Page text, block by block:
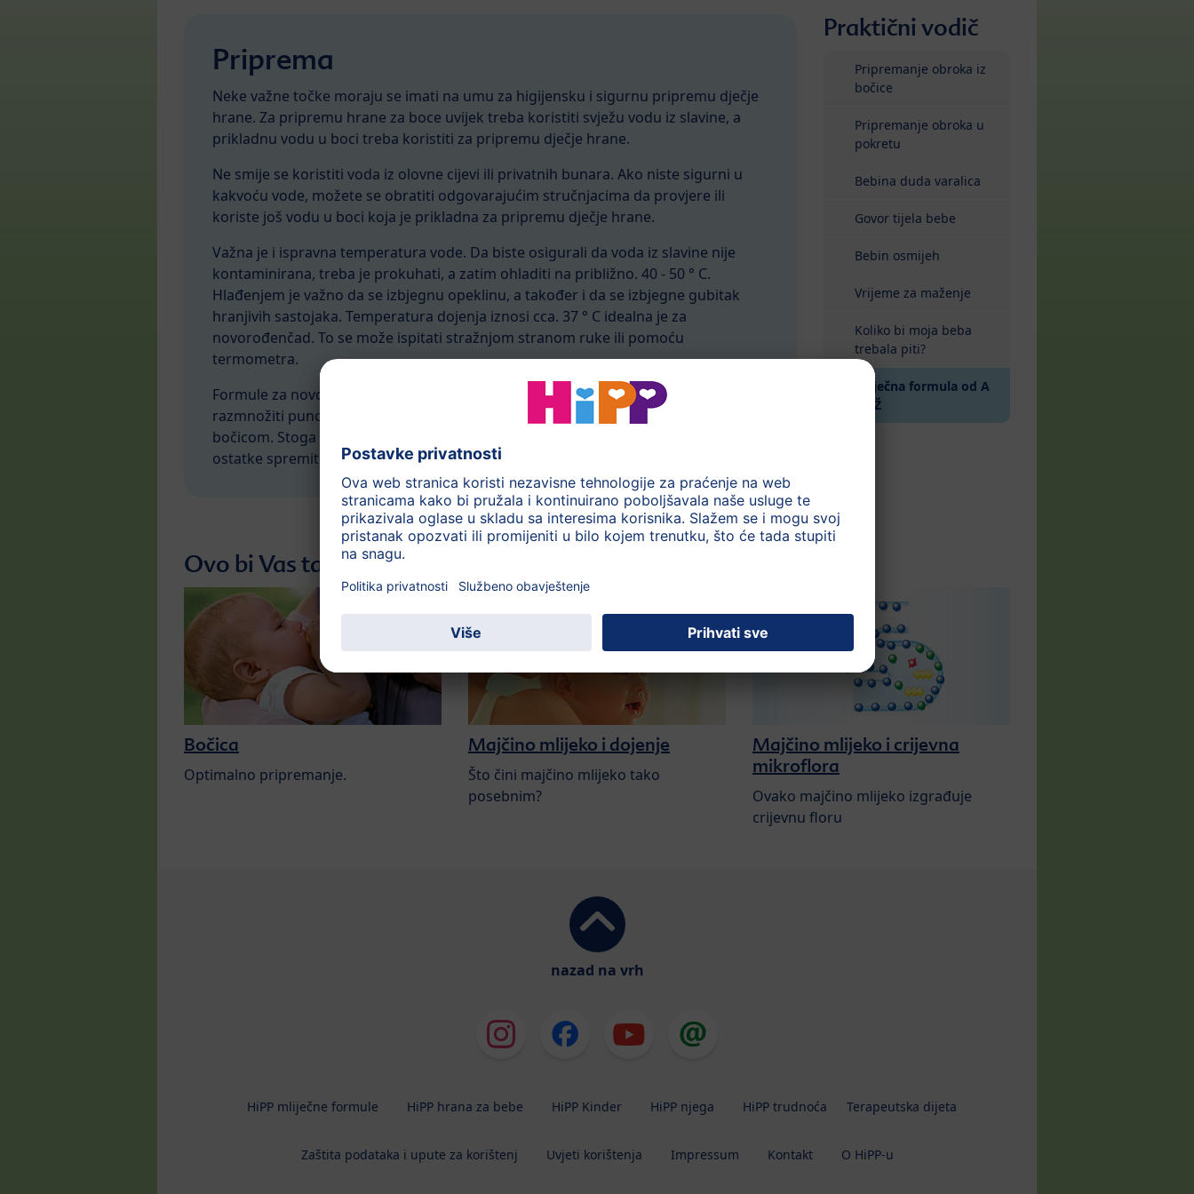
Priprema
Neke važne točke moraju se imati na umu za higijensku i sigurnu pripremu dječje
hrane. Za pripremu hrane za boce uvijek treba koristiti svježu vodu iz slavine, a
prikladnu vodu u boci treba koristiti za pripremu dječje hrane.
Ne smije se koristiti voda iz olovne cijevi ili privatnih bunara. Ako niste sigurni u
kakvoću vode, možete se obratiti odgovarajućim stručnjacima da provjere ili
koriste još vodu u boci koja je prikladna za pripremu dječje hrane.
Važna je i ispravna temperatura vode. Da biste osigurali da voda iz slavine nije
kontaminirana, treba je prokuhati, a zatim ohladiti na približno. 40 - 50 ° C.
Hlađenjem je važno da se izbjegnu opeklinu, a također i da se izbjegne gubitak
hranjivih sastojaka. Temperatura dojenja iznosi cca. 37 ° C idealna je za
novorođenčad. To se može ispitati stražnjom stranom ruke ili pomoću
termometra.
Formule za novorođenčad plodno su mjesto za klice. Ti se patogeni mogu
razmnožiti puno brže ako postoji vremenski odmak između pripreme i hranjenja
bočicom. Stoga formula treba uvijek biti svježe pripremljena, brzo potrošena, a
ostatke spremiti.
Praktični vodič
Pripremanje obroka iz
bočice
Pripremanje obroka u
pokretu
Bebina duda varalica
Govor tijela bebe
Bebin osmijeh
Vrijeme za maženje
Koliko bi moja beba
trebala piti?
Mliječna formula od A
do Ž
Ovo bi Vas također moglo zanimati:
Bočica
Optimalno pripremanje.
Majčino mlijeko i dojenje
Što čini majčino mlijeko tako
posebnim?
Majčino mlijeko i crijevna
mikroflora
Ovako majčino mlijeko izgrađuje
crijevnu floru
nazad na vrh
HiPP mliječne formule HiPP hrana za bebe HiPP Kinder HiPP njega HiPP trudnoća Terapeutska dijeta
Zaštita podataka i upute za korištenj Uvjeti korištenja Impressum Kontakt O HiPP-u